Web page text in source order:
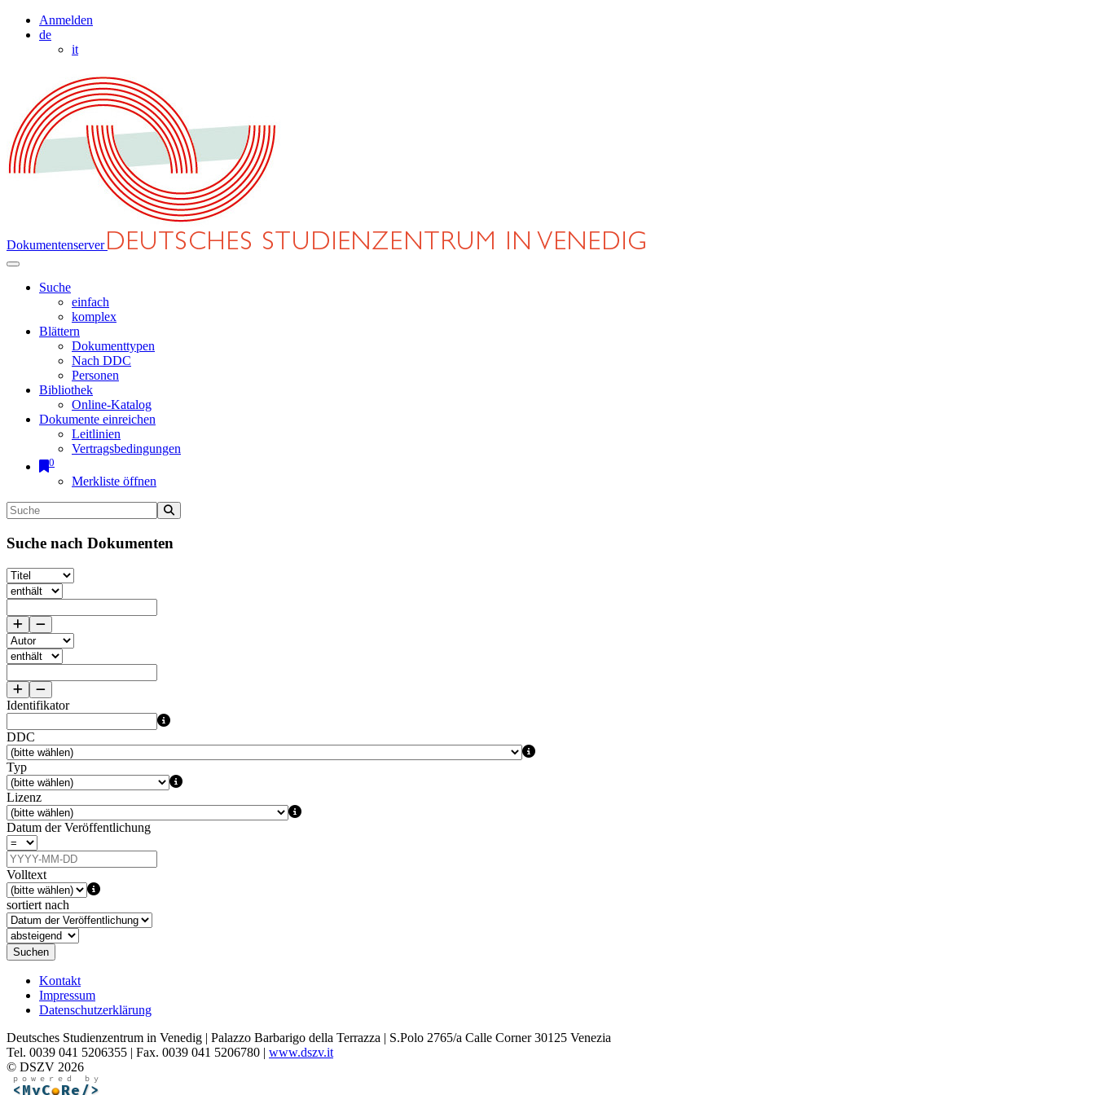
Anmelden
de
it
Dokumentenserver
Suche
einfach
komplex
Blättern
Dokumenttypen
Nach DDC
Personen
Bibliothek
Online-Katalog
Dokumente einreichen
Leitlinien
Vertragsbedingungen
0
Merkliste öffnen
Suche nach Dokumenten
Identifikator
DDC
Typ
Lizenz
Datum der Veröffentlichung
Volltext
sortiert nach
Suchen
Kontakt
Impressum
Datenschutzerklärung
Deutsches Studienzentrum in Venedig | Palazzo Barbarigo della Terrazza | S.Polo 2765/a Calle Corner 30125 Venezia
Tel. 0039 041 5206355 | Fax. 0039 041 5206780 | www.dszv.it
© DSZV 2026